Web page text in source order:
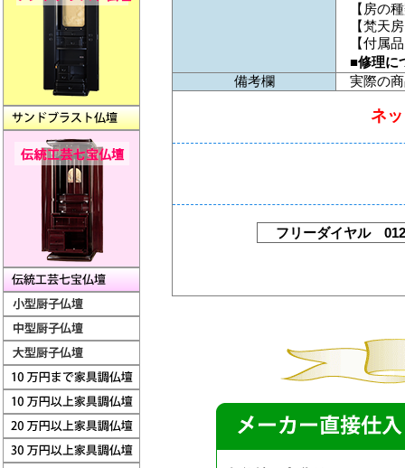
【房の
【梵天
【付属
■修理に
備考欄
実際の
ネ
フリーダイヤル